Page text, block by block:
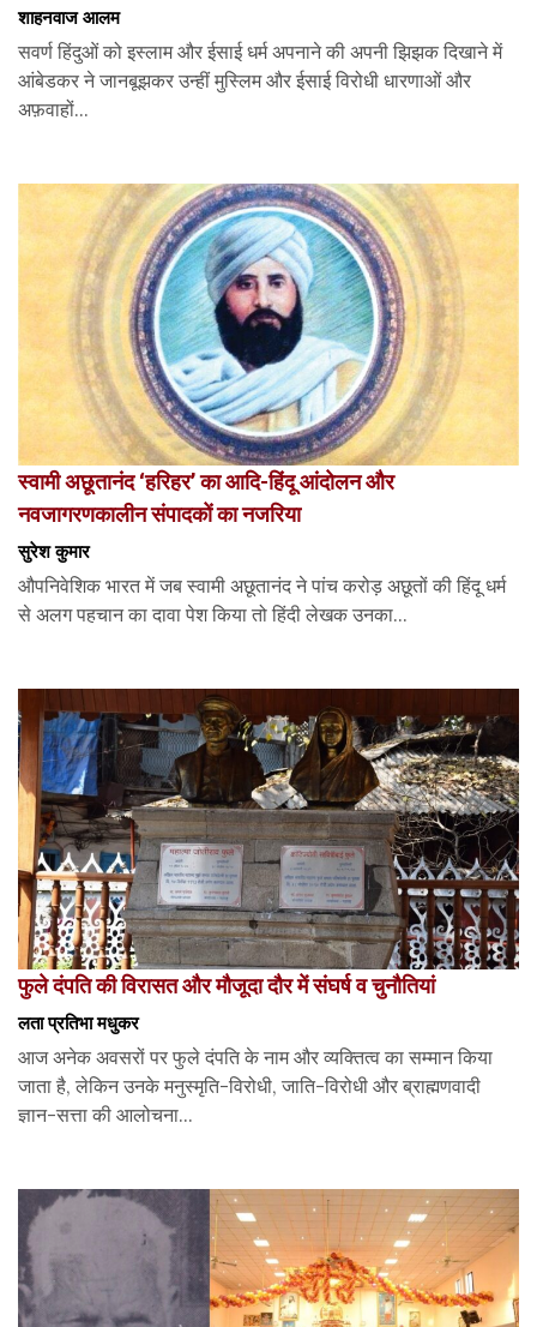
शाहनवाज आलम
सवर्ण हिंदुओं को इस्लाम और ईसाई धर्म अपनाने की अपनी झिझक दिखाने में
आंबेडकर ने जानबूझकर उन्हीं मुस्लिम और ईसाई विरोधी धारणाओं और
अफ़वाहों...
स्वामी अछूतानंद ‘हरिहर’ का आदि-हिंदू आंदोलन और
नवजागरणकालीन संपादकों का नजरिया
सुरेश कुमार
औपनिवेशिक भारत में जब स्वामी अछूतानंद ने पांच करोड़ अछूतों की हिंदू धर्म
से अलग पहचान का दावा पेश किया तो हिंदी लेखक उनका...
फुले दंपति की विरासत और मौजूदा दौर में संघर्ष व चुनौतियां
लता प्रतिभा मधुकर
आज अनेक अवसरों पर फुले दंपति के नाम और व्यक्तित्व का सम्मान किया
जाता है, लेकिन उनके मनुस्मृति-विरोधी, जाति-विरोधी और ब्राह्मणवादी
ज्ञान-सत्ता की आलोचना...